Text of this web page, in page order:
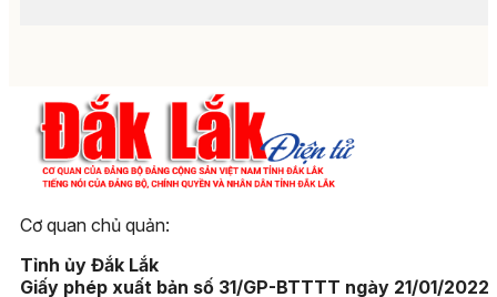
Cơ quan chủ quản:
Tỉnh ủy Đắk Lắk
Giấy phép xuất bản số 31/GP-BTTTT ngày 21/01/2022